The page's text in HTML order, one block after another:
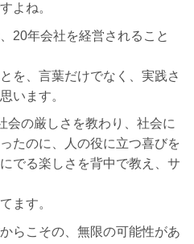
よね。
20年会社を経営されること
を、言葉だけでなく、実践さ
います。
会の厳しさを教わり、社会に
たのに、人の役に立つ喜びを
でる楽しさを背中で教え、サ
ます。
らこその、無限の可能性があ